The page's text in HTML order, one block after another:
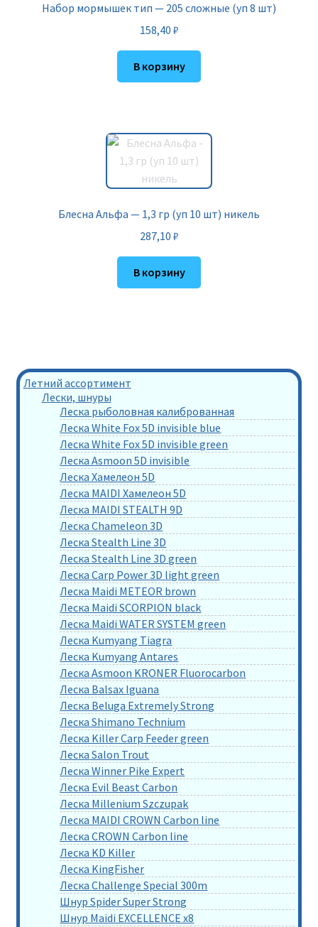
Набор мормышек тип — 205 сложные (уп 8 шт)
158,40 ₽
В корзину
Блесна Альфа — 1,3 гр (уп 10 шт) никель
287,10 ₽
В корзину
Летний ассортимент
Лески, шнуры
Леска рыболовная калиброванная
Леска White Fox 5D invisible blue
Леска White Fox 5D invisible green
Леска Asmoon 5D invisible
Леска Хамелеон 5D
Леска MAIDI Хамелеон 5D
Леска MAIDI STEALTH 9D
Леска Chameleon 3D
Леска Stealth Line 3D
Леска Stealth Line 3D green
Леска Carp Power 3D light green
Леска Maidi METEOR brown
Леска Maidi SCORPION black
Леска Maidi WATER SYSTEM green
Леска Kumyang Tiagra
Леска Kumyang Antares
Леска Asmoon KRONER Fluorocarbon
Леска Balsax Iguana
Леска Beluga Extremely Strong
Леска Shimano Technium
Леска Killer Carp Feeder green
Леска Salon Trout
Леска Winner Pike Expert
Леска Evil Beast Carbon
Леска Millenium Szczupak
Леска MAIDI CROWN Carbon line
Леска CROWN Carbon line
Леска KD Killer
Леска KingFisher
Леска Challenge Special 300m
Шнур Spider Super Strong
Шнур Maidi EXCELLENCE x8